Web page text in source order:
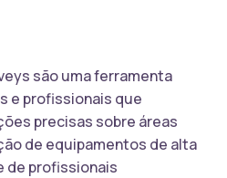
são uma ferramenta
e profissionais que
precisas sobre áreas
de equipamentos de alta
de profissionais